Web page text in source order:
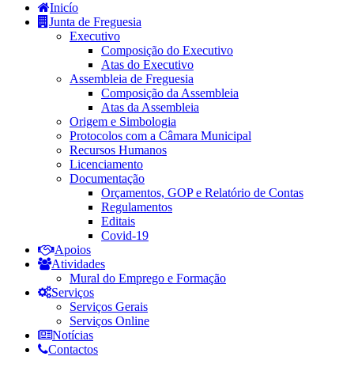
Inicío
Junta de Freguesia
Executivo
Composição do Executivo
Atas do Executivo
Assembleia de Freguesia
Composição da Assembleia
Atas da Assembleia
Origem e Simbologia
Protocolos com a Câmara Municipal
Recursos Humanos
Licenciamento
Documentação
Orçamentos, GOP e Relatório de Contas
Regulamentos
Editais
Covid-19
Apoios
Atividades
Mural do Emprego e Formação
Serviços
Serviços Gerais
Serviços Online
Notícias
Contactos